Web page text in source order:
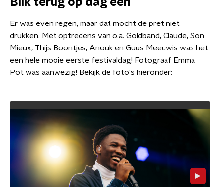
Blik terug op dag één
Er was even regen, maar dat mocht de pret niet
drukken. Met optredens van o.a. Goldband, Claude, Son
Mieux, Thijs Boontjes, Anouk en Guus Meeuwis was het
een hele mooie eerste festivaldag! Fotograaf Emma
Pot was aanwezig! Bekijk de foto's hieronder: